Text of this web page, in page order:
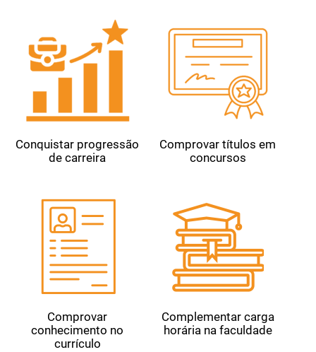
Conquistar progressão
de carreira
Comprovar títulos em
concursos
Comprovar
conhecimento no
currículo
Complementar carga
horária na faculdade